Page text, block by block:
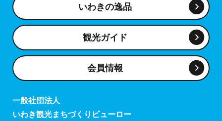
いわきの逸品
観光ガイド
会員情報
一般社団法人
いわき観光まちづくりビューロー